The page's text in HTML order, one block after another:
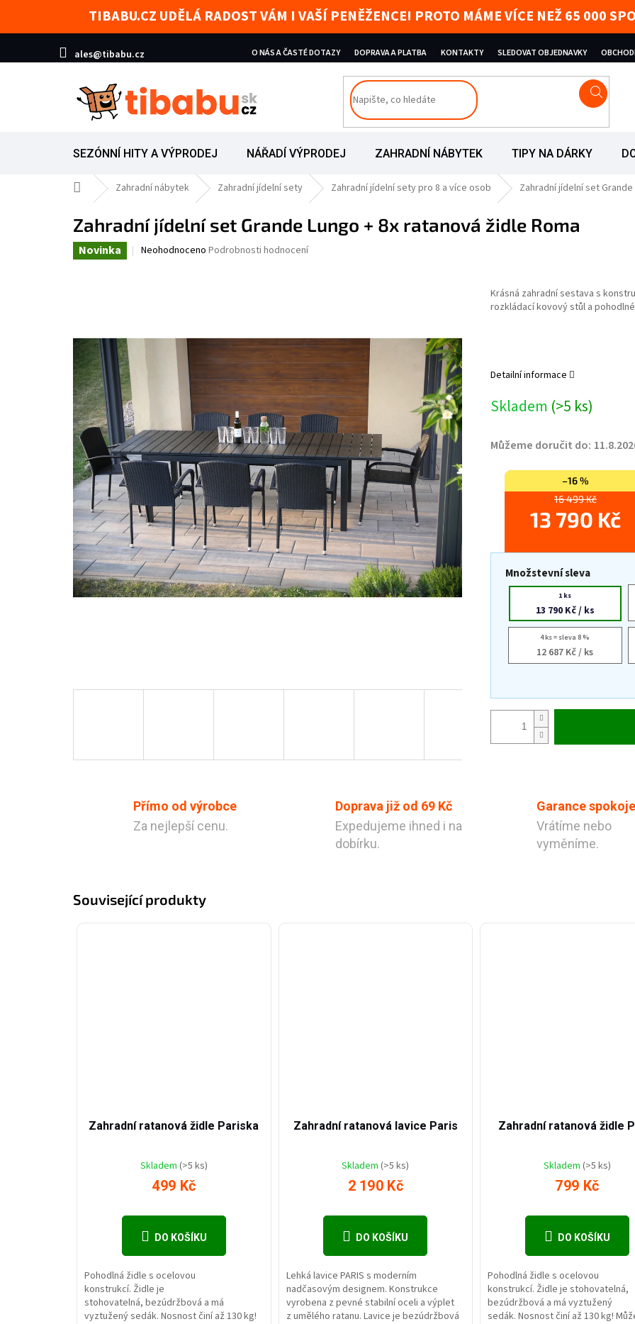
TIBABU.CZ UDĚLÁ RADOST VÁM I VAŠÍ PENĚŽENCE! PROTO MÁME VÍCE NEŽ 65 000
ales@tibabu.cz O NÁS A ČASTÉ DOTAZY DOPRAVA A PLATBA KONTAKTY SLEDOVAT OBJEDNAVKY
SEZÓNNÍ HITY A VÝPRODEJ NÁŘADÍ VÝPRODEJ ZAHRADNÍ NÁBYTEK TIPY NA DÁRKY
Domů Zahradní nábytek Zahradní jídelní sety Zahradní jídelní sety pro 8 a více osob Zahradní jídelní set
Zahradní jídelní set Grande Lungo + 8x ratanová židle Roma
Novinka Průměrné hodnocení produktu je 0,0 z 5 hvězdiček.
Neohodnoceno Podrobnosti hodnocení
16 499 Kč
–16 %
13 790 Kč
Skladem (>5 ks)
Můžeme doručit do:
Množstevní sleva
1 ks
13 790 Kč/ ks
4 ks = sleva 8 %
12 687 Kč/ ks
Krásná zahradní sestava s
rozkládací kovový stůl a
Detailní informace
Přímo od výrobce
Za nejlepší cenu.
Doprava již od 69 Kč
Expedujeme ihned i na
dobírku.
Garance
Vrátíme nebo
vyměníme.
Související produkty
Zahradní ratanová židle Pariska
Skladem (>5 ks)
499 Kč
DO KOŠÍKU
Pohodlná židle s ocelovou
konstrukcí. Židle je
stohovatelná, bezúdržbová a má
vyztužený sedák. Nosnost činí až 130 kg!
Zahradní ratanová lavice Paris
Skladem(>5 ks)
2 190 Kč
DO KOŠÍKU
Lehká lavice PARIS s moderním
nadčasovým designem. Konstrukce
vyrobena z pevné stabilní oceli a výplet
z umělého ratanu. Lavice je bezúdržbová
Zahradní ratanová židle
Skladem (>5 ks)
799 Kč
DO KOŠÍKU
Pohodlná židle s ocelovou
konstrukcí. Židle je stohovatelná,
bezúdržbová a má vyztužený
sedák. Nosnost činí až 130 kg!